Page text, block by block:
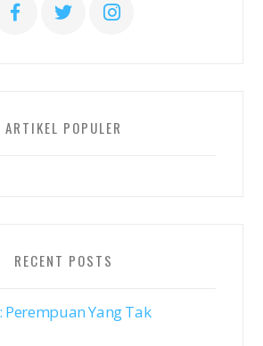
ARTIKEL POPULER
RECENT POSTS
Perempuan Yang Tak